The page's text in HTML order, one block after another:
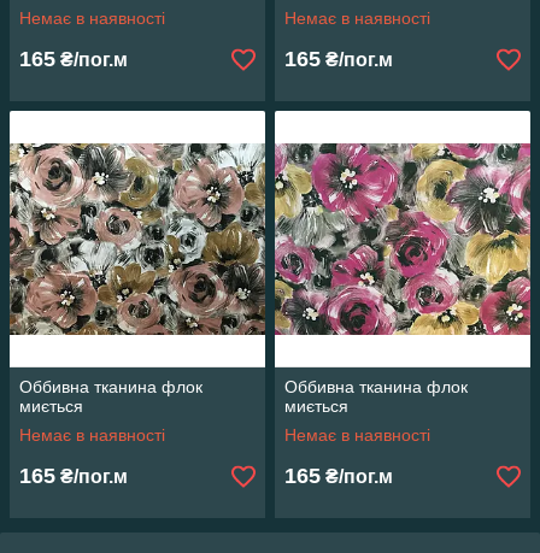
Немає в наявності
165 ₴/пог.м
Немає в наявності
165 ₴/пог.м
Оббивна тканина флок
миється
Немає в наявності
165 ₴/пог.м
Оббивна тканина флок
миється
Немає в наявності
165 ₴/пог.м